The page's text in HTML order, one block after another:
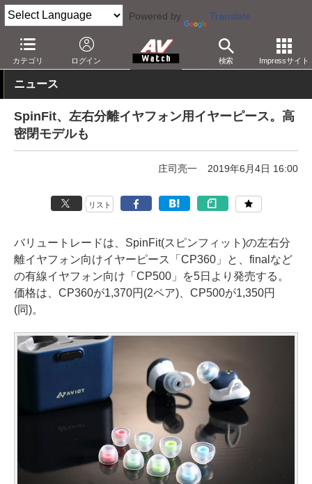
Powered by Translate
カテゴリ ログイン 検索 Impressサイト
AV Watch 製品 オーディオアクセサリ
ニュース
SpinFit、左右分離イヤフォン用イヤーピース。高
密閉モデルも
庄司亮一 2019年6月4日 16:00
リスト
バリュートレードは、SpinFit(スピンフィット)の左右分
離イヤフォン向けイヤーピース「CP360」と、finalなど
の有線イヤフォン向け「CP500」を5日より発売する。
価格は、CP360が1,370円(2ペア)、CP500が1,350円
(同)。